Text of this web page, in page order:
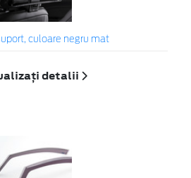
culoare negru mat
detalii